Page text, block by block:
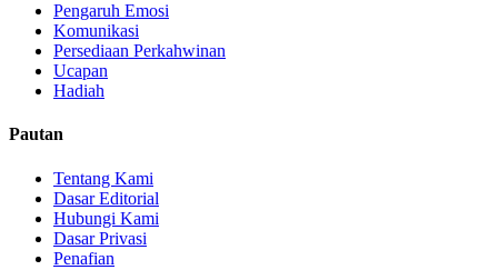
Pengaruh Emosi
Komunikasi
Persediaan Perkahwinan
Ucapan
Hadiah
Pautan
Tentang Kami
Dasar Editorial
Hubungi Kami
Dasar Privasi
Penafian